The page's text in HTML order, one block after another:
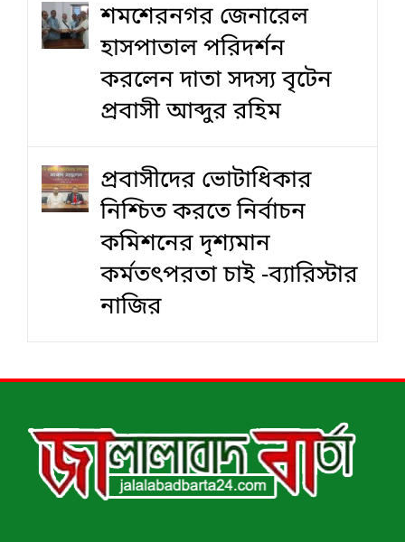
শমশেরনগর জেনারেল
হাসপাতাল পরিদর্শন
করলেন দাতা সদস্য বৃটেন
প্রবাসী আব্দুর রহিম
প্রবাসীদের ভোটাধিকার
নিশ্চিত করতে নির্বাচন
কমিশনের দৃশ‍্যমান
কর্মতৎপরতা চাই -ব্যারিস্টার
নাজির